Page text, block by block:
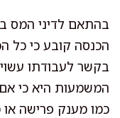
הכנסה קובע כי כל
בקשר לעבודתו
המשמעות היא כי
כמו מענק פרישה או